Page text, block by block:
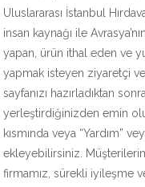
Uluslararası İstanbul
insan kaynağı ile
yapan, ürün ithal eden ve
yapmak isteyen ziyaretçi ve
sayfanızı hazırladıktan
yerleştirdiğinizden emin
kısmında veya “Yardım”
ekleyebilirsiniz.
firmamız, sürekli iyileşme